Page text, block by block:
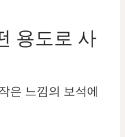
용도로 사
은 느낌의 보석에